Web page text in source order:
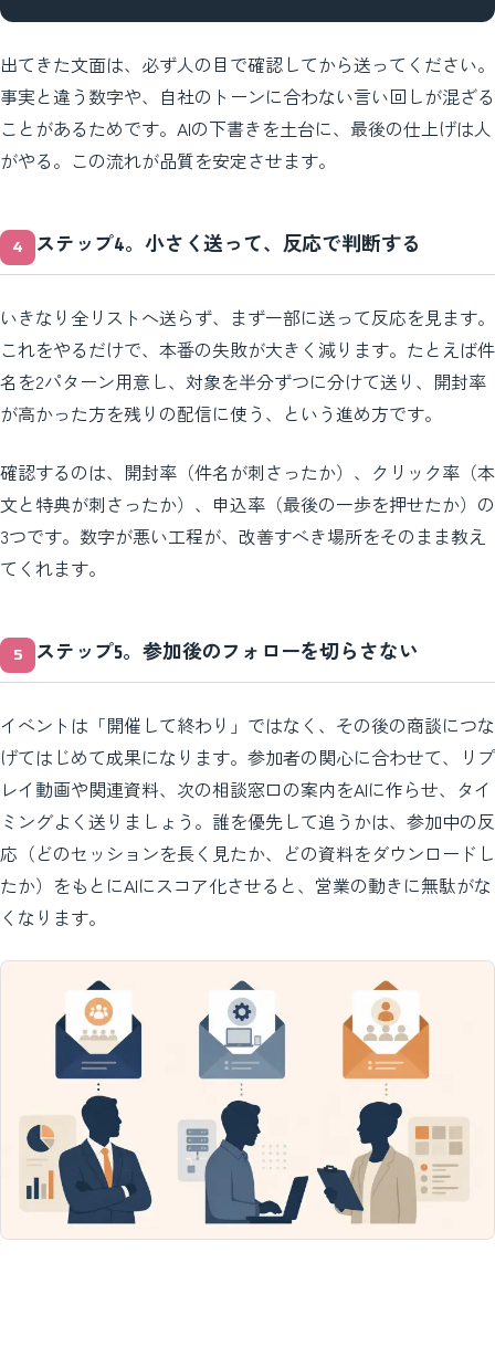
出てきた文面は、必ず人の目で確認してから送ってください。
事実と違う数字や、自社のトーンに合わない言い回しが混ざる
ことがあるためです。AIの下書きを土台に、最後の仕上げは人
がやる。この流れが品質を安定させます。
ステップ4。小さく送って、反応で判断する
いきなり全リストへ送らず、まず一部に送って反応を見ます。
これをやるだけで、本番の失敗が大きく減ります。たとえば件
名を2パターン用意し、対象を半分ずつに分けて送り、開封率
が高かった方を残りの配信に使う、という進め方です。
確認するのは、開封率（件名が刺さったか）、クリック率（本
文と特典が刺さったか）、申込率（最後の一歩を押せたか）の
3つです。数字が悪い工程が、改善すべき場所をそのまま教え
てくれます。
ステップ5。参加後のフォローを切らさない
イベントは「開催して終わり」ではなく、その後の商談につな
げてはじめて成果になります。参加者の関心に合わせて、リプ
レイ動画や関連資料、次の相談窓口の案内をAIに作らせ、タイ
ミングよく送りましょう。誰を優先して追うかは、参加中の反
応（どのセッションを長く見たか、どの資料をダウンロードし
たか）をもとにAIにスコア化させると、営業の動きに無駄がな
くなります。